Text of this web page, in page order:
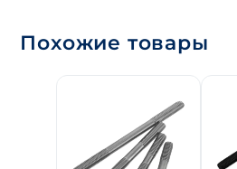
Похожие товары